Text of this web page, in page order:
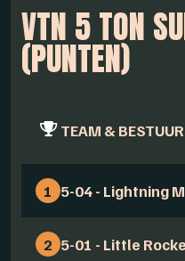
VTN 5 TON
(PUNTEN)
TEAM &
1 5-04 - Lightning
2 5-01 - Little